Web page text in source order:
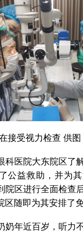
接受视力检查 供
医院大东院区了
公益救助，并为
院区进行全面检查
区随即为其安排了免
年近百岁，听力